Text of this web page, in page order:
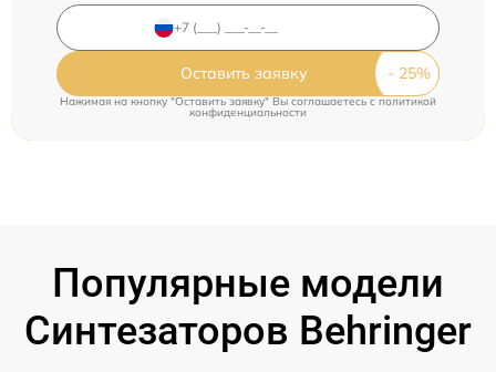
Оставить заявку
Нажимая на кнопку "Оставить заявку" Вы соглашаетесь cполитикой
конфиденциальности
Популярные модели
Синтезаторов Behringer